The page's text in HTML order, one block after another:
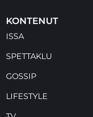
KONTENUT
ISSA
SPETTAKLU
GOSSIP
LIFESTYLE